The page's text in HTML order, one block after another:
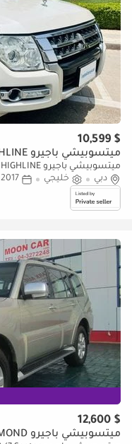
$ 10,599
ميتسوبيشي باجيرو GLS HIGHLINE
ميتسوبيشي باجيرو GLS HIGHLINE
دبي
خليجي 2017
$ 12,600
ميتسوبيشي باجيرو GLS M/L DIAMOND